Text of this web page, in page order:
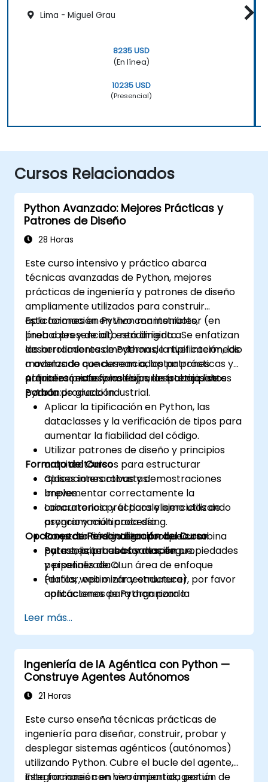
Lima - Miguel Grau
8235 USD
(En línea)
10235 USD
(Presencial)
Cursos Relacionados
Python Avanzado: Mejores Prácticas y
Patrones de Diseño
28 Horas
Este curso intensivo y práctico abarca
técnicas avanzadas de Python, mejores
prácticas de ingeniería y patrones de diseño
ampliamente utilizados para construir
aplicaciones en Python mantenibles,
probables y de alto rendimiento. Se enfatizan
las herramientas modernas, la tipificación, los
modelos de concurrencia, los patrones
arquitectónicos y los flujos de trabajo listos
para la producción.
Esta formación en vivo con instructor (en
línea o presencial) está dirigida a
desarrolladores de Python de nivel intermedio
a avanzado que desean adoptar prácticas y
patrones profesionales para sistemas de
Python de grado industrial.
Al finalizar esta formación, los participantes
podrán:
Aplicar la tipificación en Python, las
dataclasses y la verificación de tipos para
aumentar la fiabilidad del código.
Utilizar patrones de diseño y principios
arquitectónicos para estructurar
aplicaciones robustas.
Implementar correctamente la
concurrencia y el paralelismo utilizando
asyncio y multiprocessing.
Construir código bien probado con
pytest, pruebas basadas en propiedades
y pipelines de CI.
Perfilar, optimizar y endurecer
aplicaciones de Python para la
Empaquetar, distribuir e implementar
proyectos de Python utilizando
herramientas modernas y contenedores.
Formato del Curso
Clases interactivas y demostraciones
breves.
Laboratorios prácticos y ejercicios de
programación cada día.
Proyecto final integrador que combina
patrones, pruebas y despliegue.
Opciones de Personalización del Curso
Para solicitar una formación
personalizada o un área de enfoque
(datos, web o infraestructura), por favor
contáctenos para organizarlo.
Leer más...
Ingeniería de IA Agéntica con Python —
Construye Agentes Autónomos
21 Horas
Este curso enseña técnicas prácticas de
ingeniería para diseñar, construir, probar y
desplegar sistemas agénticos (autónomos)
utilizando Python. Cubre el bucle del agente,
integraciones con herramientas, gestión de
Esta formación en vivo impartida por un